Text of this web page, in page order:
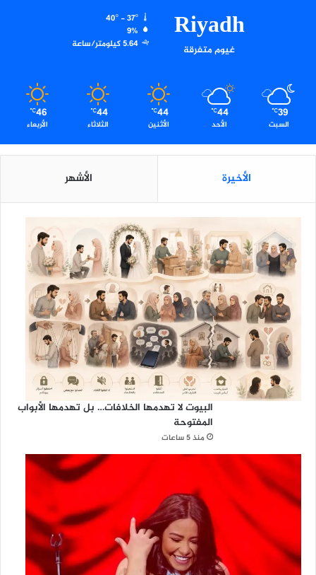
Riyadh
غيوم متفرقة
40º - 37º
9%
5.64 كيلومتر/ساعة
39
℃
السبت
44
℃
الأحد
44
℃
الأثنين
44
℃
الثلاثاء
46
℃
الأربعاء
الأخيرة الأشهر
البيوت لا تهدمها الخلافات… بل تهدمها الأبواب
المفتوحة
منذ 5 ساعات